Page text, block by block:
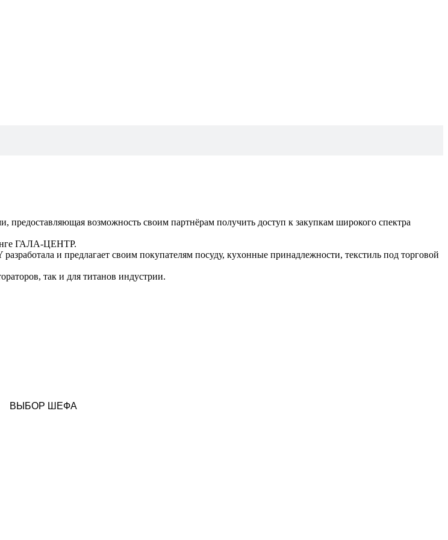
возможность своим партнёрам получить доступ к закупкам широкого спектра
ГАЛА-ЦЕНТР.
и предлагает своим покупателям посуду, куxонные принадлежности, текстиль под торговой
так и для титанов индустрии.
ВЫБОР ШЕФА